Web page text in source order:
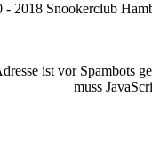
2018 Snookerclub
ist vor Spambots
muss